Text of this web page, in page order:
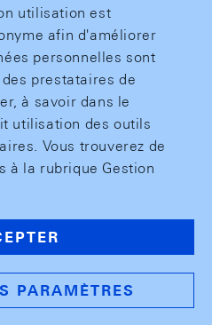
utilisation est
afin d'améliorer
personnelles sont
prestataires de
à savoir dans le
utilisation des outils
Vous trouverez de
à la rubrique Gestion
PARAMÈTRES